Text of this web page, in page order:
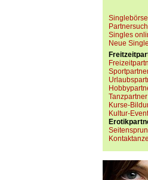
Singles
Neue
Tanzpartner
Kurse-
Kultur-